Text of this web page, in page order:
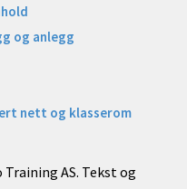
og anlegg
nett og klasserom
AS. Tekst og